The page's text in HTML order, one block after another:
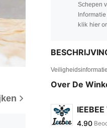
Schepen
Over De
4.90
4.90
4.90